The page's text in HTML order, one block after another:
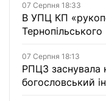
07 Серпня 18:33
В УПЦ КП
Тернопільського
07 Серпня 18:13
РПЦЗ заснувала
богословський